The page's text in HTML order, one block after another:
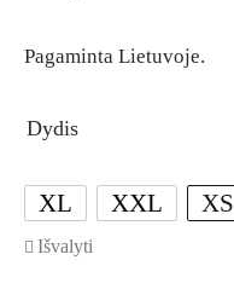
Pagaminta Lietuvoje.
Dydis
XL XXL XS
Išvalyti